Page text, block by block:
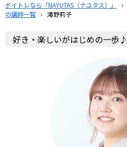
ボイトレなら「NAYUTAS（ナユタス）」 ›
の講師一覧 › 滝野莉子
好き・楽しいがはじめの一歩♪